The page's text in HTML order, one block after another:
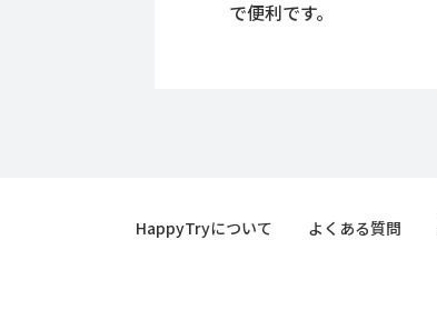
で便利です。
HappyTryについて よくある質問